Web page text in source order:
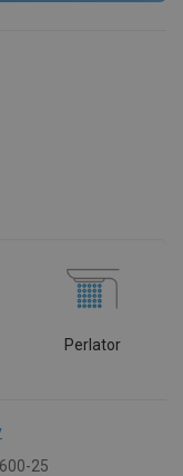
Perlator
25